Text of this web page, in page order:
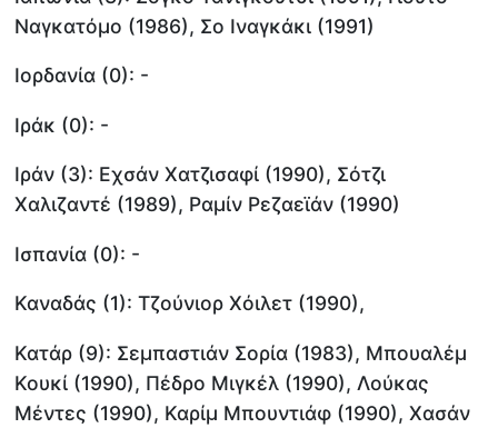
Ναγκατόμο (1986), Σο Ιναγκάκι (1991)
Ιορδανία (0): -
Ιράκ (0): -
Ιράν (3): Εχσάν Χατζισαφί (1990), Σότζι
Χαλιζαντέ (1989), Ραμίν Ρεζαεϊάν (1990)
Ισπανία (0): -
Καναδάς (1): Τζούνιορ Χόιλετ (1990),
Κατάρ (9): Σεμπαστιάν Σορία (1983), Μπουαλέμ
Κουκί (1990), Πέδρο Μιγκέλ (1990), Λούκας
Μέντες (1990), Καρίμ Μπουντιάφ (1990), Χασάν